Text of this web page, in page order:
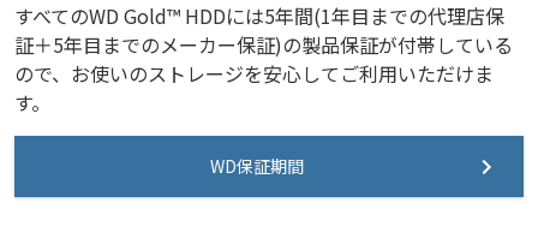
すべてのWD Gold™ HDDには5年間(1年目までの代理店保
証＋5年目までのメーカー保証)の製品保証が付帯している
ので、お使いのストレージを安心してご利用いただけま
す。
WD保証期間